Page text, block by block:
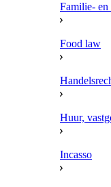
Familie- en
Food law
Huur,
Incasso